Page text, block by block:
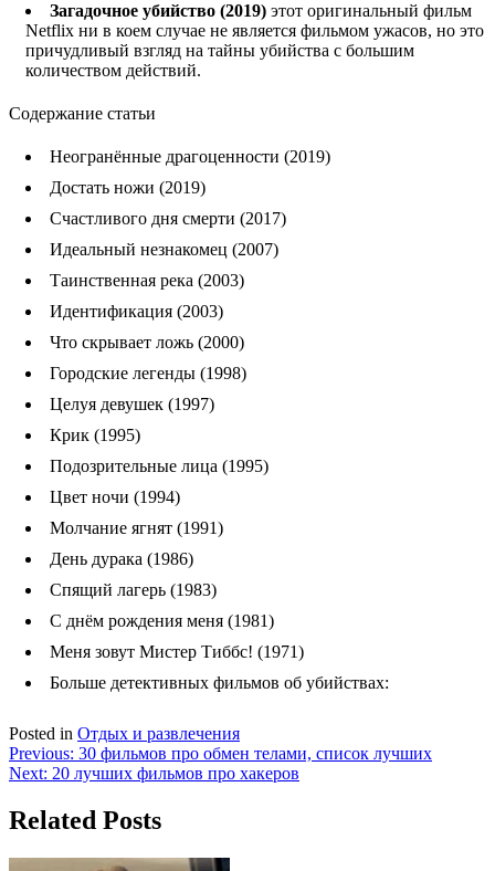
Загадочное убийство (2019) этот оригинальный фильм
Netflix ни в коем случае не является фильмом ужасов, но это
причудливый взгляд на тайны убийства с большим
количеством действий.
Содержание статьи
Неогранённые драгоценности (2019)
Достать ножи (2019)
Счастливого дня смерти (2017)
Идеальный незнакомец (2007)
Таинственная река (2003)
Идентификация (2003)
Что скрывает ложь (2000)
Городские легенды (1998)
Целуя девушек (1997)
Крик (1995)
Подозрительные лица (1995)
Цвет ночи (1994)
Молчание ягнят (1991)
День дурака (1986)
Спящий лагерь (1983)
С днём рождения меня (1981)
Меня зовут Мистер Тиббс! (1971)
Больше детективных фильмов об убийствах:
Posted in Отдых и развлечения
Навигация
по
записям
Previous: 30 фильмов про обмен телами, список лучших
Next: 20 лучших фильмов про хакеров
Related Posts